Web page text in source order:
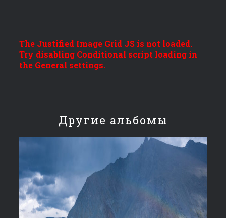
The Justified Image Grid JS is not loaded.
Try disabling Conditional script loading in
the General settings.
Другие альбомы